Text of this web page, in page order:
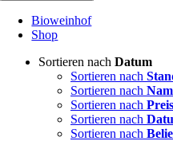
Bioweinhof
Shop
Sortieren nach Datum
Sortieren nach
Sortieren nach
Sortieren nach Preis
Sortieren nach
Sortieren nach